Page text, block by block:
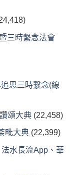
三時繫念法會
思三時繫念(線
頌大典 (22,458)
毗大典 (22,399)
水長流App、華